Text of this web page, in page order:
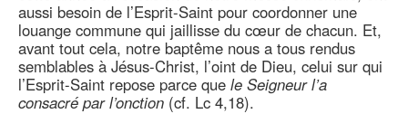
aussi besoin de l’Esprit-Saint pour coordonner une
louange commune qui jaillisse du cœur de chacun. Et,
avant tout cela, notre baptême nous a tous rendus
semblables à Jésus-Christ, l’oint de Dieu, celui sur qui
l’Esprit-Saint repose parce que le Seigneur l’a
consacré par l’onction (cf. Lc 4,18).